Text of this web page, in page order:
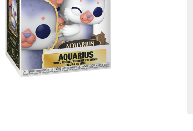
Toys
Subjects
Hersteller